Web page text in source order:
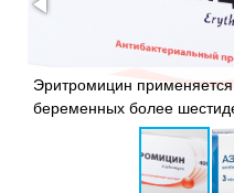
Эритромицин
беременных более